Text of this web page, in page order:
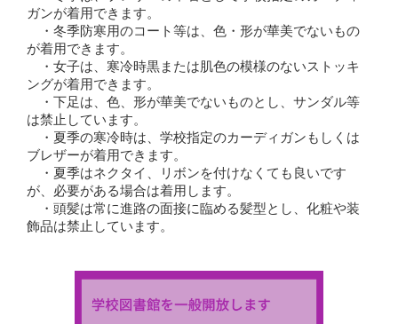
ガンが着用できます。
・冬季防寒用のコート等は、色・形が華美でないもの
が着用できます。
・女子は、寒冷時黒または肌色の模様のないストッキ
ングが着用できます。
・下足は、色、形が華美でないものとし、サンダル等
は禁止しています。
・夏季の寒冷時は、学校指定のカーディガンもしくは
ブレザーが着用できます。
・夏季はネクタイ、リボンを付けなくても良いです
が、必要がある場合は着用します。
・頭髪は常に進路の面接に臨める髪型とし、化粧や装
飾品は禁止しています。